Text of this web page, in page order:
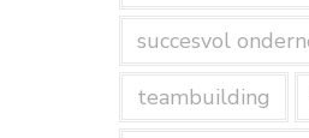
succesvol
teambuilding